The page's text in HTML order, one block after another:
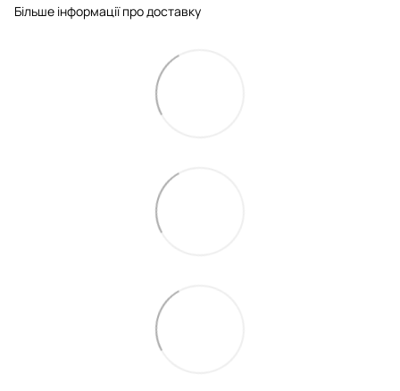
Більше інформації про доставку